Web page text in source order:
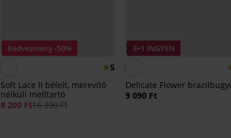
Kedvezmény -50%
5
Soft Lace II bélelt, merevítő
nélküli melltartó
8 200 Ft16 390 Ft
3+1 INGYEN
Delicate Flower brazilbugyi
9 090 Ft